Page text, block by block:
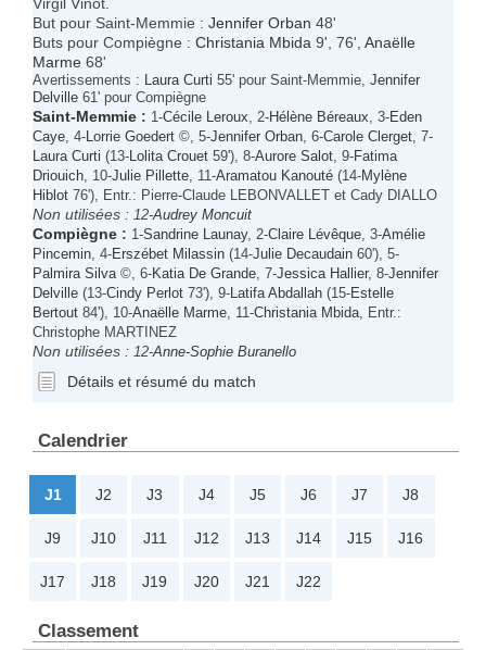
But pour Saint-Memmie : Jennifer Orban 48'
Buts pour Compiègne : Christania Mbida 9', 76', Anaëlle
Marme 68'
Avertissements : Laura Curti 55' pour Saint-Memmie, Jennifer
Delville 61' pour Compiègne
Saint-Memmie : 1-Cécile Leroux , 2-Hélène Béreaux , 3-Eden
Caye , 4- Lorrie Goedert ©, 5-Jennifer Orban , 6-Carole Clerget , 7-
Laura Curti (13- Lolita Crouet 59'), 8-Aurore Salot , 9-Fatima
Driouich , 10-Julie Pillette , 11-Aramatou Kanouté (14-Mylène
Hiblot 76'), Entr.: Pierre-Claude LEBONVALLET et Cady DIALLO
Non utilisées : 12-Audrey Moncuit
Compiègne : 1-Sandrine Launay, 2-Claire Lévêque , 3-Amélie
Pincemin , 4-Erszébet Milassin (14-Julie Decaudain 60'), 5-
Palmira Silva ©, 6-Katia De Grande , 7-Jessica Hallier, 8-Jennifer
Delville (13-Cindy Perlot 73'), 9- Latifa Abdallah (15-Estelle
Bertout 84'), 10-Anaëlle Marme , 11-Christania Mbida , Entr.:
Christophe MARTINEZ
Non utilisées : 12-Anne-Sophie Buranello
Détails et résumé du match
Calendrier
J1 J2 J3 J4 J5 J6 J7 J8
J9 J10 J11 J12 J13 J14 J15 J16
J17 J18 J19 J20 J21 J22
Classement